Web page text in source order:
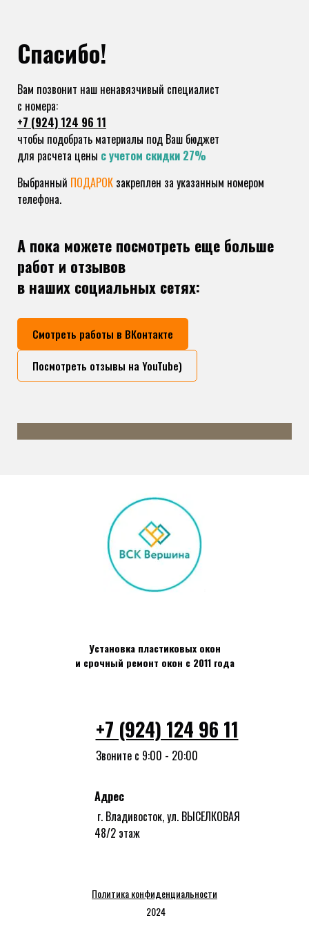
Спасибо!
Вам позвонит наш ненавязчивый специалист
c номера:
+7 (924) 124 96 11
чтобы подобрать материалы под Ваш бюджет
для расчета цены с учетом скидки 27%
Выбранный ПОДАРОК закреплен за указанным номером
телефона.
А пока можете посмотреть еще больше
работ и отзывов
в наших социальных сетях:
Смотреть работы в ВКонтакте
Посмотреть отзывы на YouTube)
Установка пластиковых окон
и срочный ремонт окон с 2011 года
+7 (924) 124 96 11
Звоните с 9:00 - 20:00
Адрес
г. Владивосток, ул. ВЫСЕЛКОВАЯ
48/2 этаж
Политика конфиденциальности
2024